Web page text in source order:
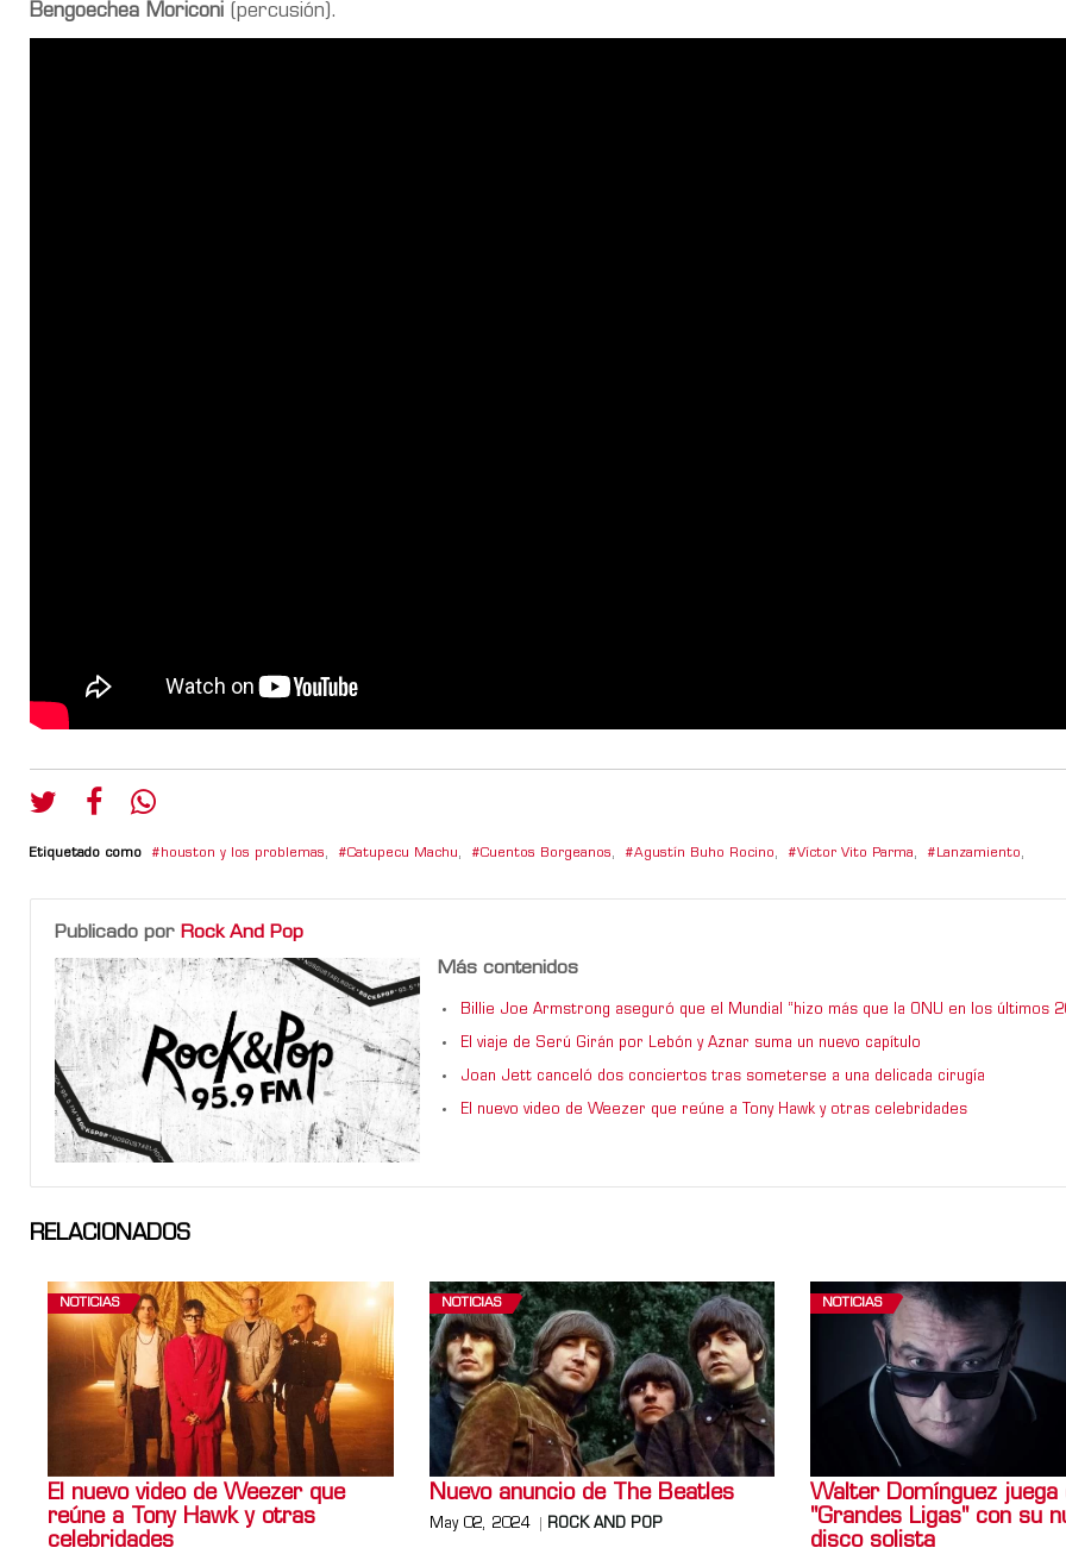
Bengoechea Moriconi (percusión).
Etiquetado como houston y los problemas, Catupecu Machu, Cuentos Borgeanos, Agustín Buho Rocino, Víctor Vito Parma, Lanzamiento,
Publicado por Rock And Pop
Más contenidos
Billie Joe Armstrong aseguró que el Mundial “hizo más que la ONU en los últimos
El viaje de Serú Girán por Lebón y Aznar suma un nuevo capítulo
Joan Jett canceló dos conciertos tras someterse a una delicada cirugía
El nuevo video de Weezer que reúne a Tony Hawk y otras celebridades
RELACIONADOS
NOTICIAS
El nuevo video de Weezer que
reúne a Tony Hawk y otras
celebridades
NOTICIAS
Nuevo anuncio de The Beatles
May 02, 2024 ROCK AND POP
NOTICIAS
Walter Domínguez juega
"Grandes Ligas" con su
disco solista